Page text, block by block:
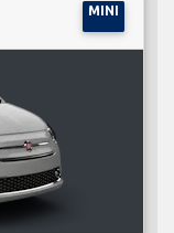
MINI